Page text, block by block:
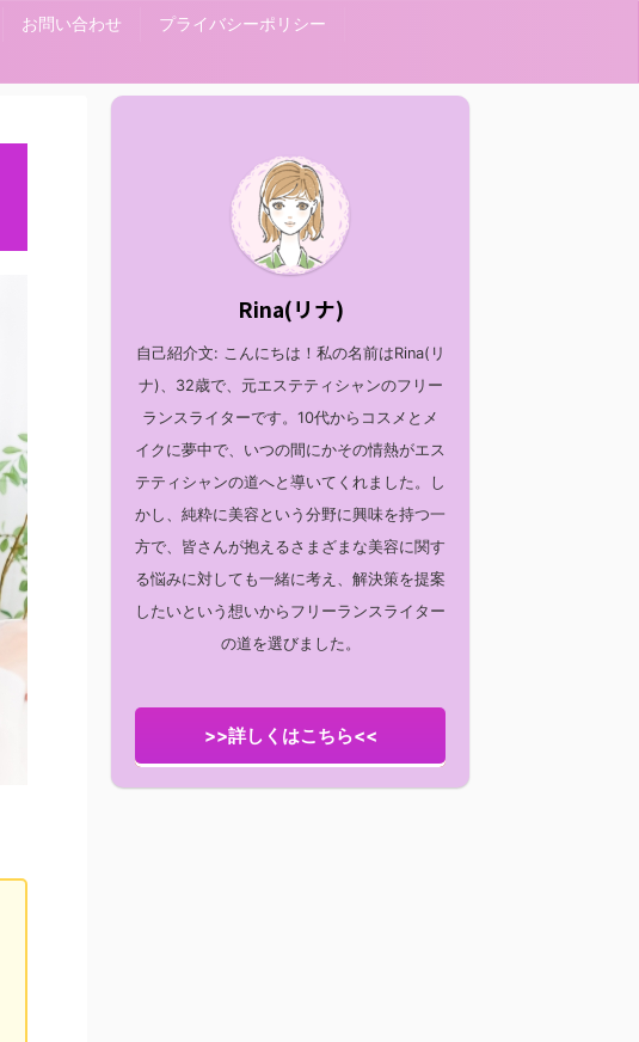
お問い合わせ
プライバシーポリシー
Rina(リナ)
自己紹介文: こんにちは！私の名前はRina(リ
ナ)、32歳で、元エステティシャンのフリー
ランスライターです。10代からコスメとメ
イクに夢中で、いつの間にかその情熱がエス
テティシャンの道へと導いてくれました。し
かし、純粋に美容という分野に興味を持つ一
方で、皆さんが抱えるさまざまな美容に関す
る悩みに対しても一緒に考え、解決策を提案
したいという想いからフリーランスライター
の道を選びました。
>>詳しくはこちら<<